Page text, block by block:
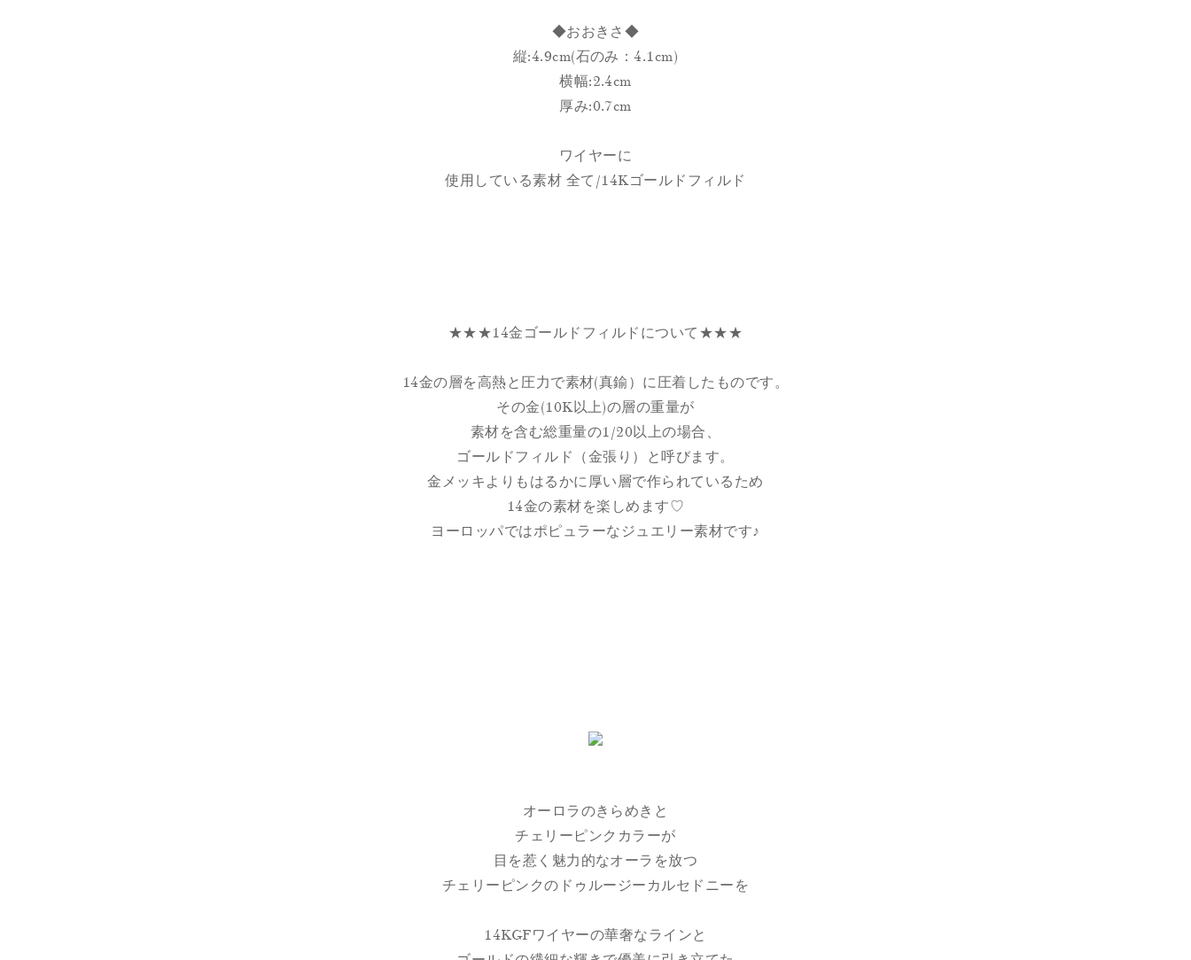
◆おおきさ◆
縦:4.9cm(石のみ：4.1cm)
横幅:2.4cm
厚み:0.7cm
ワイヤーに
使用している素材 全て/14Kゴールドフィルド
★★★14金ゴールドフィルドについて★★★
14金の層を高熱と圧力で素材(真鍮）に圧着したものです。
その金(10K以上)の層の重量が
素材を含む総重量の1/20以上の場合、
ゴールドフィルド（金張り）と呼びます。
金メッキよりもはるかに厚い層で作られているため
14金の素材を楽しめます♡
ヨーロッパではポピュラーなジュエリー素材です♪
オーロラのきらめきと
チェリーピンクカラーが
目を惹く魅力的なオーラを放つ
チェリーピンクのドゥルージーカルセドニーを
14KGFワイヤーの華奢なラインと